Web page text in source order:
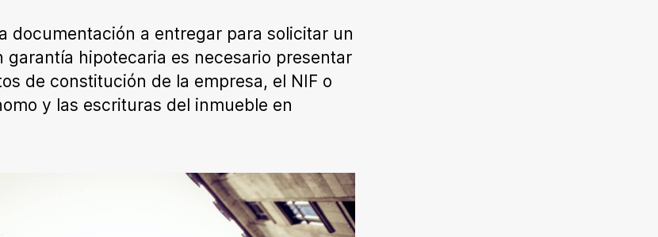
documentación a entregar para solicitar un
garantía hipotecaria es necesario presentar
de constitución de la empresa, el NIF o
y las escrituras del inmueble en